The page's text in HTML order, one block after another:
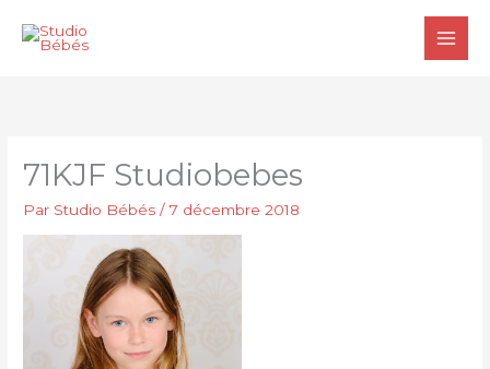
71KJF Studiobebes
Par Studio Bébés/7 décembre 2018